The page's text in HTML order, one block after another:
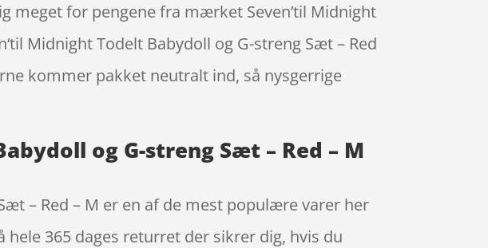
meget for pengene fra mærket Seven’til Midnight
Midnight Todelt Babydoll og G-streng Sæt – Red
kommer pakket neutralt ind, så nysgerrige
og G-streng Sæt – Red – M
– Red – M er en af de mest populære varer her
365 dages returret der sikrer dig, hvis du